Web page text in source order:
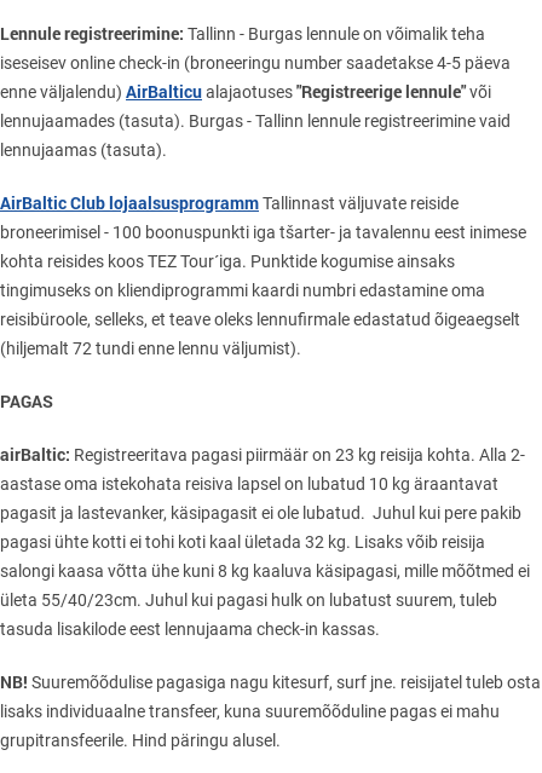
Lennule registreerimine: Tallinn - Burgas lennule on võimalik teha
iseseisev online сheck-in (broneeringu number saadetakse 4-5 päeva
enne väljalendu) AirBalticualajaotuses"Registreerige lennule"või
lennujaamades (tasuta). Burgas - Tallinn lennule registreerimine vaid
lennujaamas (tasuta).
AirBaltic Club lojaalsusprogrammTallinnast väljuvate reiside
broneerimisel - 100 boonuspunkti iga tšarter- ja tavalennu eest inimese
kohta reisides koos TEZ Tour´iga. Punktide kogumise ainsaks
tingimuseks on kliendiprogrammi kaardi numbri edastamine oma
reisibüroole, selleks, et teave oleks lennufirmale edastatud õigeaegselt
(hiljemalt 72 tundi enne lennu väljumist).
PAGAS
airBaltic: Registreeritava pagasi piirmäär on 23 kg reisija kohta. Alla 2-
aastase oma istekohata reisiva lapsel on lubatud 10 kg äraantavat
pagasit ja lastevanker, käsipagasit ei ole lubatud. Juhul kui pere pakib
pagasi ühte kotti ei tohi koti kaal ületada 32 kg. Lisaks võib reisija
salongi kaasa võtta ühe kuni 8 kg kaaluva käsipagasi, mille mõõtmed ei
ületa 55/40/23cm. Juhul kui pagasi hulk on lubatust suurem, tuleb
tasuda lisakilode eest lennujaama check-in kassas.
NB! Suuremõõdulise pagasiga nagu kitesurf, surf jne. reisijatel tuleb osta
lisaks individuaalne transfeer, kuna suuremõõduline pagas ei mahu
grupitransfeerile. Hind päringu alusel.